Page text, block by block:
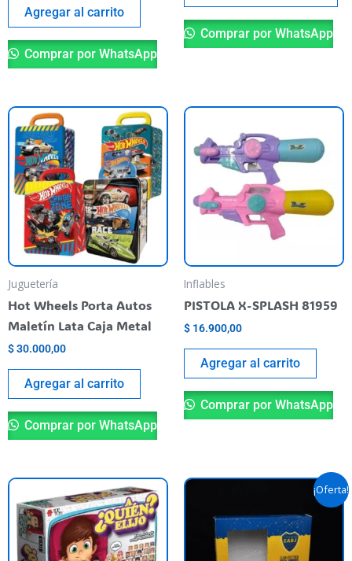
Agregar al carrito
Comprar por WhatsApp
Comprar por WhatsApp
Juguetería
Hot Wheels Porta Autos
Maletín Lata Caja Metal
$30.000,00
Agregar al carrito
Comprar por WhatsApp
Inflables
PISTOLA X-SPLASH 81959
$ 16.900,00
Agregar al carrito
Comprar por WhatsApp
¡Oferta!
Original
was:
$ 59.900,00.
Current
price
is:
$